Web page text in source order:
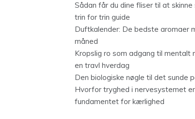
Sådan får du dine fliser til at skinne
trin for trin guide
Duftkalender: De bedste aromaer
måned
Kropslig ro som adgang til mentalt
en travl hverdag
Den biologiske nøgle til det sunde
Hvorfor tryghed i nervesystemet er
fundamentet for kærlighed